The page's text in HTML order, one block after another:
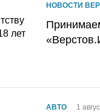
НОВОСТИ
АВТО 1